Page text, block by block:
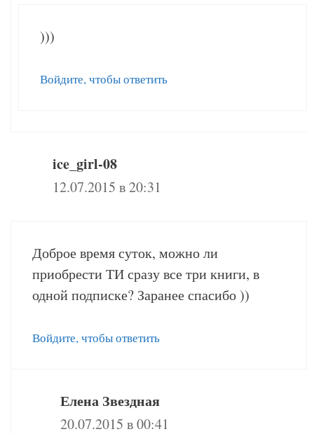
)))
Войдите, чтобы ответить
ice_girl-08
12.07.2015 в 20:31
Доброе время суток, можно ли
приобрести ТИ сразу все три книги, в
одной подписке? Заранее спасибо ))
Войдите, чтобы ответить
Елена Звездная
20.07.2015 в 00:41